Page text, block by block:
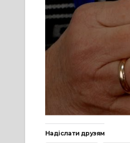
Надіслати друзям